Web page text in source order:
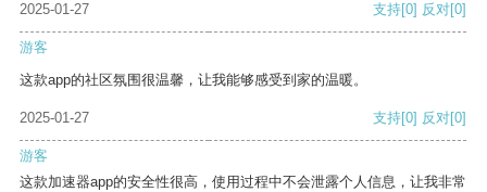
2025-01-27
支持[0] 反对[0]
游客
这款app的社区氛围很温馨，让我能够感受到家的温暖。
2025-01-27 支持[0] 反对[0]
游客
这款加速器app的安全性很高，使用过程中不会泄露个人信息，让我非常